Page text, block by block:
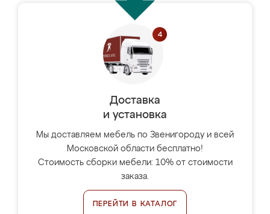
Доставка
и установка
Мы доставляем мебель по Звенигороду и всей
Московской области бесплатно!
Стоимость сборки мебели: 10% от стоимости
заказа.
ПЕРЕЙТИ В КАТАЛОГ